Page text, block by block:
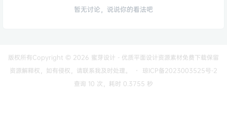
暂无讨论，说说你的看法吧
版权所有Copyright © 2026 蜜芽设计 - 优质平面设计资源素材免费下载保留
资源解释权，如有侵权，请联系我及时处理。
・
琼ICP备2023003525号-2
查询 10 次，耗时 0.3755 秒